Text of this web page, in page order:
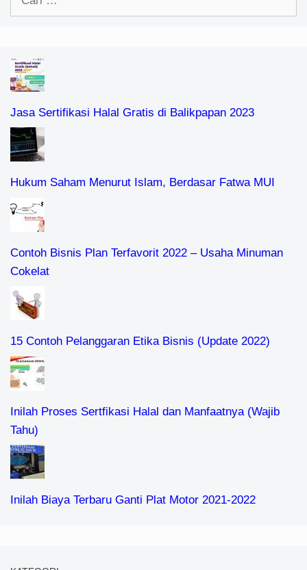
Jasa Sertifikasi Halal Gratis di Balikpapan 2023
Hukum Saham Menurut Islam, Berdasar Fatwa MUI
Contoh Bisnis Plan Terfavorit 2022 – Usaha Minuman
Cokelat
15 Contoh Pelanggaran Etika Bisnis (Update 2022)
Inilah Proses Sertfikasi Halal dan Manfaatnya (Wajib
Tahu)
Inilah Biaya Terbaru Ganti Plat Motor 2021-2022